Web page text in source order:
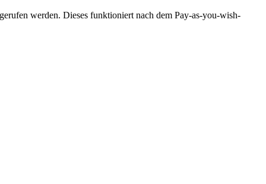
werden. Dieses funktioniert nach dem Pay-as-you-wish-